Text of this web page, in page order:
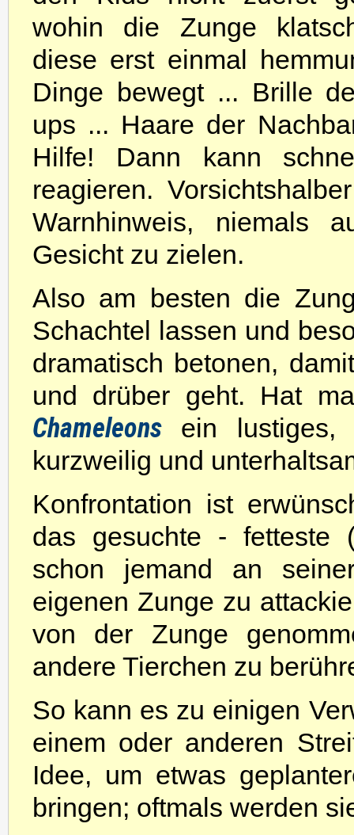
wohin die Zunge
diese erst einmal
Dinge bewegt ... Brille
ups ... Haare der
Hilfe! Dann kann
reagieren.
Warnhinweis, niemals
Gesicht zu zielen.
Also am besten die
Schachtel lassen und
dramatisch betonen,
und drüber geht. Hat
Chameleons ein lustiges,
kurzweilig und
Konfrontation ist
das gesuchte - fetteste
schon jemand an
eigenen Zunge zu
von der Zunge
andere Tierchen zu
So kann es zu einigen
einem oder anderen
Idee, um etwas
bringen; oftmals werden